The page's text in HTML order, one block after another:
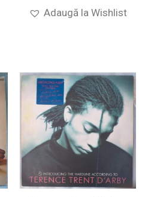
Adaugă la Wishlist